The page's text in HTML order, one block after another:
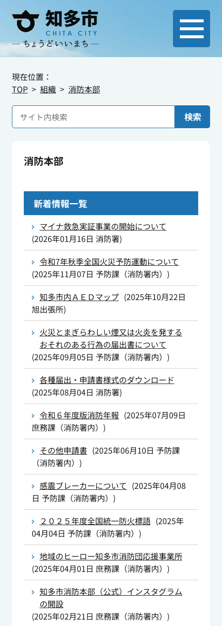
現在位置：
TOP
組織 消防本部
検索
消防本部
新着情報一覧
マイナ救急実証事業の開始について
(2026年01月16日 消防署)
令和7年秋季全国火災予防運動について
(2025年11月07日 予防課（消防署内） )
知多市内ＡＥＤマップ (2025年10月22日
旭出張所)
火災とまぎらわしい煙又は火炎を発する
おそれのある行為の届出書について
(2025年09月05日 予防課（消防署内） )
各種届出・申請書様式のダウンロード
(2025年08月04日 消防署)
令和６年度版消防年報 (2025年07月09日
庶務課（消防署内） )
その他申請書 (2025年06月10日 予防課
（消防署内） )
感震ブレーカーについて (2025年04月08
日 予防課（消防署内） )
２０２５年度全国統一防火標語 (2025年
04月04日 予防課（消防署内） )
地域のヒーロー知多市消防団応援事業所
(2025年04月01日 庶務課（消防署内） )
知多市消防本部（公式）インスタグラム
の開設
(2025年02月21日 庶務課（消防署内） )